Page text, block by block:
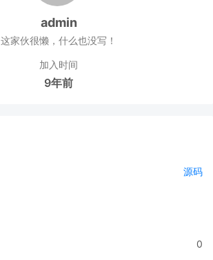
admin
这家伙很懒，什么也没写！
加入时间
9年前
源码
0